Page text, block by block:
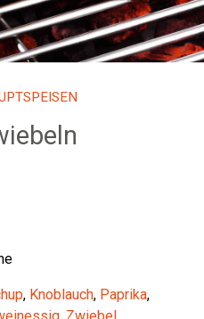
, Knoblauch, Paprika,